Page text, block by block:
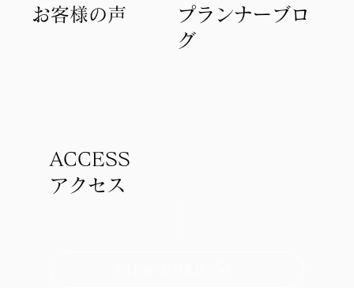
ACCESS
アクセス
​プランナーブロ
グ
​お客様の声